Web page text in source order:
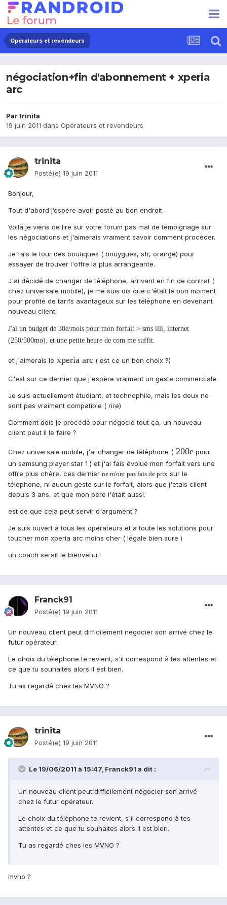
Opérateurs et revendeurs
négociation+fin d'abonnement + xperia
arc
Partrinita
19 juin 2011 dans Opérateurs et revendeurs
trinita
Posté(e) 19 juin 2011
Bonjour,
Tout d'abord j’espère avoir posté au bon endroit.
Voilà je viens de lire sur votre forum pas mal de témoignage sur
les négociations et j'aimerais vraiment savoir comment procéder.
Je fais le tour des boutiques ( bouygues, sfr, orange) pour
essayer de trouver l'offre la plus arrangeante.
J'ai décidé de changer de téléphone, arrivant en fin de contrat (
chez universale mobile), je me suis dis que c'était le bon moment
pour profité de tarifs avantageux sur les téléphone en devenant
nouveau client.
J'ai un budget de 30e/mois pour mon forfait > sms illi, internet
(250/500mo), et une petite heure de com me suffit.
et j'aimerais le xperia arc ( est ce un bon choix ?)
C'est sur ce dernier que j'espère vraiment un geste commerciale
Je suis actuellement étudiant, et technophile, mais les deux ne
sont pas vraiment compatible ( rire)
Comment dois je procédé pour négocié tout ça, un nouveau
client peut il le faire ?
Chez universale mobile, j'ai changer de téléphone ( 200e pour
un samsung player star 1 ) et j'ai fais évolué mon forfait vers une
offre plus chère, ces dernier ne m'ont pas fais de prix sur le
téléphone, ni aucun geste sur le forfait, alors que j'etais client
depuis 3 ans, et que mon père l'était aussi.
est ce que cela peut servir d'argument ?
Je suis ouvert a tous les opérateurs et a toute les solutions pour
toucher mon xperia arc moins cher ( légale bien sure )
un coach serait le bienvenu !
Franck91
Posté(e) 19 juin 2011
Un nouveau client peut difficilement négocier son arrivé chez le
futur opérateur.
Le choix du téléphone te revient, s'il correspond à tes attentes et
ce que tu souhaites alors il est bien.
Tu as regardé ches les MVNO ?
trinita
Posté(e) 19 juin 2011
Le 19/06/2011 à 15:47, Franck91 a dit :
Un nouveau client peut difficilement négocier son arrivé
chez le futur opérateur.
Le choix du téléphone te revient, s'il correspond à tes
attentes et ce que tu souhaites alors il est bien.
Tu as regardé ches les MVNO ?
mvno ?